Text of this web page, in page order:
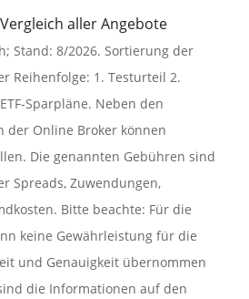
aller Angebote
Stand: 8/2026. Sortierung der
Reihenfolge: 1. Testurteil 2.
Sparpläne. Neben den
der Online Broker können
Die genannten Gebühren sind
Spreads, Zuwendungen,
Bitte beachte: Für die
keine Gewährleistung für die
und Genauigkeit übernommen
die Informationen auf den